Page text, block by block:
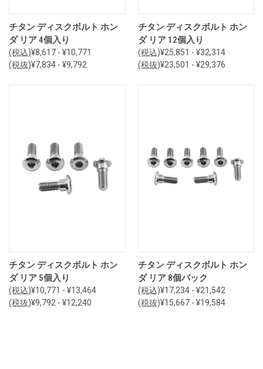
チタン ディスクボルト ホン
ダ リア 4個入り
¥8,617 - ¥10,771
(税込)
¥7,834 - ¥9,792
(税抜)
チタン ディスクボルト ホン
ダ リア 12個入り
¥25,851 - ¥32,314
(税込)
¥23,501 - ¥29,376
(税抜)
チタン ディスクボルト ホン
ダ リア 5個入り
¥10,771 - ¥13,464
(税込)
¥9,792 - ¥12,240
(税抜)
チタン ディスクボルト ホン
ダ リア 8個パック
¥17,234 - ¥21,542
(税込)
¥15,667 - ¥19,584
(税抜)